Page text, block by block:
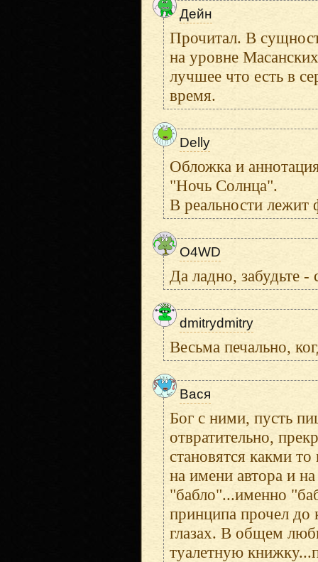
Дейн
Прочитал. В
на уровне
лучшее что есть в
время.
Delly
Обложка и
"Ночь Солнца".
В реальности лежит
O4WD
Да ладно, забудьте
dmitrydmitry
Весьма печально,
Вася
Бог с ними, пусть
отвратительно,
становятся какми
на имени автора и
"бабло"...именно
принципа прочел до
глазах. В общем
туалетную